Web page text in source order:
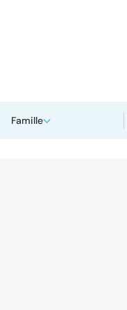
Famille